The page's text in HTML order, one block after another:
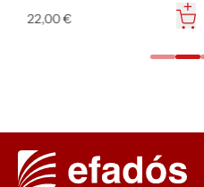
22,00 €